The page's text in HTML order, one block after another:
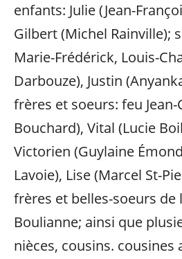
enfants: Julie (Jean-
Gilbert (Michel Rainville);
Marie-Frédérick, Louis-
Darbouze), Justin
frères et soeurs: feu
Bouchard), Vital (Lucie
Victorien (Guylaine
Lavoie), Lise (Marcel St-
frères et belles-soeurs de
Boulianne; ainsi que
nièces, cousins.